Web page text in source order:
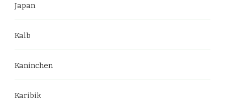
Japan
Kalb
Kaninchen
Karibik